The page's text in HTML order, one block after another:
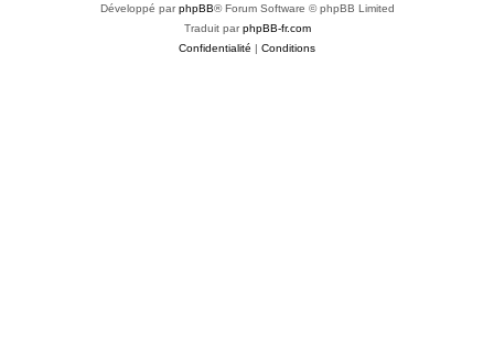
Développé parphpBB® Forum Software © phpBB Limited
Traduit parphpBB-fr.com
Confidentialité | Conditions